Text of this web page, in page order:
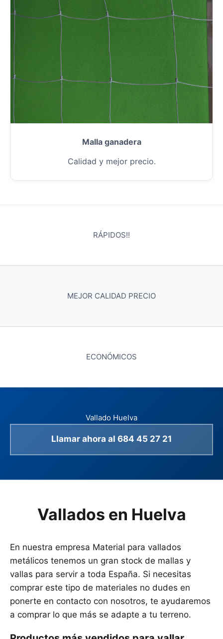
Malla ganadera
Calidad y mejor precio.
RÁPIDOS!!
MEJOR CALIDAD PRECIO
ECONÓMICOS
Vallado Huelva
Llamar ahora al 684 45 27 21
Vallados en Huelva
En nuestra empresa Material para vallados
metálicos tenemos un gran stock de mallas y
vallas para servir a toda España. Si necesitas
comprar este tipo de materiales no dudes en
ponerte en contacto con nosotros, te ayudaremos
a comprar lo que más se adapte a tu terreno.